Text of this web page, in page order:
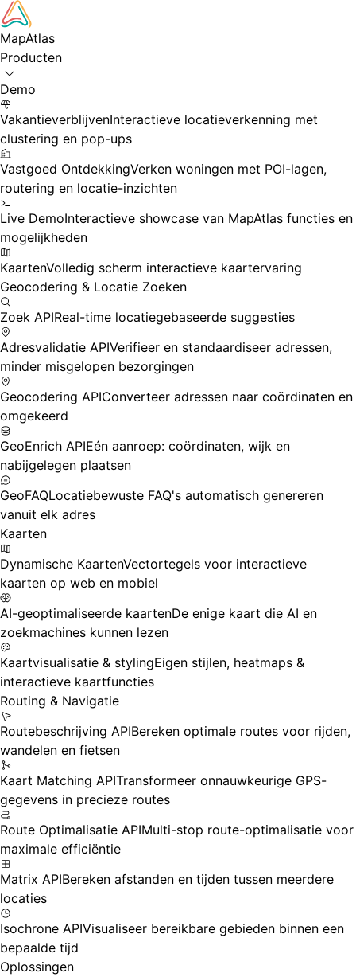
Skip to main content
MapAtlas
Producten
Demo
VakantieverblijvenInteractieve locatieverkenning met
clustering en pop-ups
Vastgoed OntdekkingVerken woningen met POI-lagen,
routering en locatie-inzichten
Live DemoInteractieve showcase van MapAtlas functies en
mogelijkheden
KaartenVolledig scherm interactieve kaartervaring
Geocodering & Locatie Zoeken
Zoek APIReal-time locatiegebaseerde suggesties
Adresvalidatie APIVerifieer en standaardiseer adressen,
minder misgelopen bezorgingen
Geocodering APIConverteer adressen naar coördinaten en
omgekeerd
GeoEnrich APIEén aanroep: coördinaten, wijk en
nabijgelegen plaatsen
GeoFAQLocatiebewuste FAQ's automatisch genereren
vanuit elk adres
Kaarten
Dynamische KaartenVectortegels voor interactieve
kaarten op web en mobiel
AI-geoptimaliseerde kaartenDe enige kaart die AI en
zoekmachines kunnen lezen
Kaartvisualisatie & stylingEigen stijlen, heatmaps &
interactieve kaartfuncties
Routing & Navigatie
Routebeschrijving APIBereken optimale routes voor rijden,
wandelen en fietsen
Kaart Matching APITransformeer onnauwkeurige GPS-
gegevens in precieze routes
Route Optimalisatie APIMulti-stop route-optimalisatie voor
maximale efficiëntie
Matrix APIBereken afstanden en tijden tussen meerdere
locaties
Isochrone APIVisualiseer bereikbare gebieden binnen een
bepaalde tijd
Oplossingen